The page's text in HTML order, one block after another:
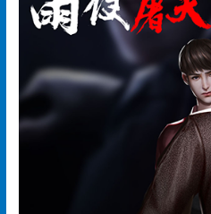
工
限
司